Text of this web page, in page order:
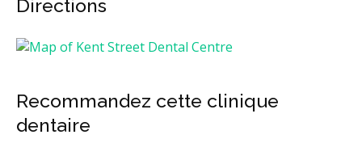
Directions
Recommandez cette clinique
dentaire